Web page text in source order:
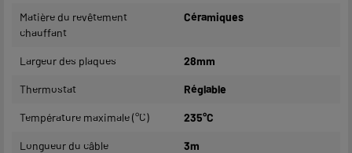
Matière du revêtement
chauffant
Céramiques
Largeur des plaques 28mm
Thermostat Réglable
Température maximale (°C) 235°C
Longueur du câble 3m